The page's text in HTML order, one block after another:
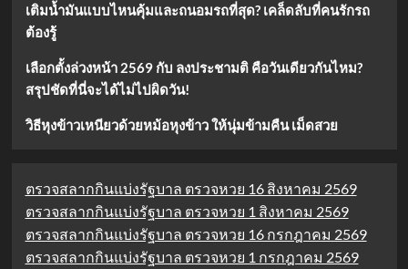
เติมน้ำมันแบบไหนคุ้มและถนอมรถที่สุด? เคล็ดลับที่คนรักรถ
ต้องรู้
เลือกตั้งล่วงหน้า 2569 กับ ลงประชามติ คือวันเดียวกันไหม?
สรุปชัดที่นี่จะได้ไม่ไปผิดวัน!
วิธีหุงข้าวเหนียวด้วยหม้อหุงข้าว ให้นุ่มข้ามคืน เม็ดสวย
ตรวจสลากกินแบ่งรัฐบาล ตรวจหวย 16 สิงหาคม 2569
ตรวจสลากกินแบ่งรัฐบาล ตรวจหวย 1 สิงหาคม 2569
ตรวจสลากกินแบ่งรัฐบาล ตรวจหวย 16 กรกฎาคม 2569
ตรวจสลากกินแบ่งรัฐบาล ตรวจหวย 1 กรกฎาคม 2569